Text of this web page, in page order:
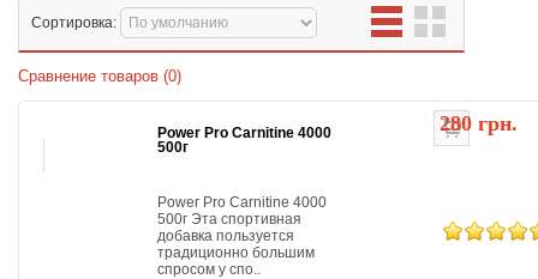
Сортировка:
Сравнение товаров (0)
280 грн.
Power Pro Carnitine 4000
500г
Power Pro Carnitine 4000
500г Эта спортивная
добавка пользуется
традиционно большим
спросом у спо..